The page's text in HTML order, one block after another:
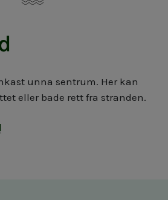
unna sentrum. Her kan
eller bade rett fra stranden.